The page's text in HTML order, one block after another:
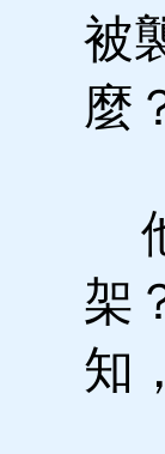
被
麼
架
知